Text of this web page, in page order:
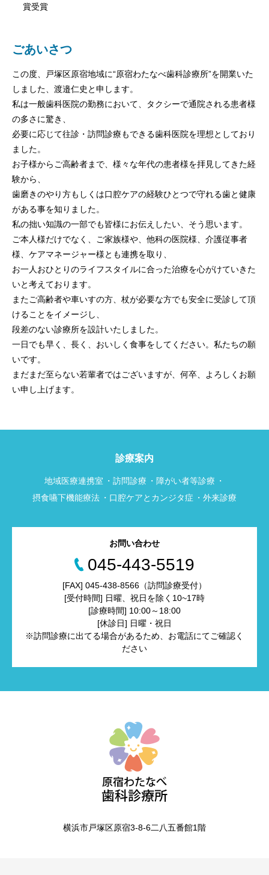
賞受賞
ごあいさつ
この度、戸塚区原宿地域に“原宿わたなべ歯科診療所”を開業いた
しました、渡邉仁史と申します。
私は一般歯科医院の勤務において、タクシーで通院される患者様
の多さに驚き、
必要に応じて往診・訪問診療もできる歯科医院を理想としており
ました。
お子様からご高齢者まで、様々な年代の患者様を拝見してきた経
験から、
歯磨きのやり方もしくは口腔ケアの経験ひとつで守れる歯と健康
がある事を知りました。
私の拙い知識の一部でも皆様にお伝えしたい、そう思います。
ご本人様だけでなく、ご家族様や、他科の医院様、介護従事者
様、ケアマネージャー様とも連携を取り、
お一人おひとりのライフスタイルに合った治療を心がけていきた
いと考えております。
またご高齢者や車いすの方、杖が必要な方でも安全に受診して頂
けることをイメージし、
段差のない診療所を設計いたしました。
一日でも早く、長く、おいしく食事をしてください。私たちの願
いです。
まだまだ至らない若輩者ではございますが、何卒、よろしくお願
い申し上げます。
診療案内
地域医療連携室 訪問診療
障がい者等診療
摂食嚥下機能療法
口腔ケアとカンジタ症 外来診療
お問い合わせ
045-443-5519
[FAX] 045-438-8566（訪問診療受付）
[受付時間] 日曜、祝日を除く10~17時
[診療時間] 10:00～18:00
[休診日] 日曜・祝日
※訪問診療に出てる場合があるため、お電話にてご確認く
ださい
横浜市戸塚区原宿3-8-6二八五番館1階